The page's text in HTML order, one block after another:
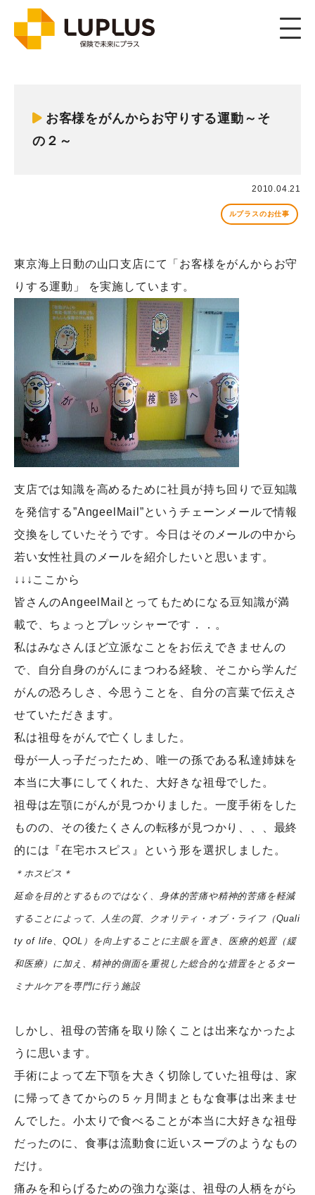
お客様をがんからお守りする運動～そ
の２～
2010.04.21
ルプラスのお仕事
東京海上日動の山口支店にて
「お客様をがんからお守
りする運動」
を実施しています。
支店では知識を高めるために社員が持ち回りで豆知識
を発信する”AngeelMail”というチェーンメールで情報
交換をしていたそうです。今日はそのメールの中から
若い女性社員のメールを紹介したいと思います。
↓↓↓ここから
皆さんのAngeelMailとってもためになる豆知識が満
載で、ちょっとプレッシャーです．．。
私はみなさんほど立派なことをお伝えできませんの
で、自分自身のがんにまつわる経験、そこから学んだ
がんの恐ろしさ、今思うことを、自分の言葉で伝えさ
せていただきます。
私は祖母をがんで亡くしました。
母が一人っ子だったため、唯一の孫である私達姉妹を
本当に大事にしてくれた、大好きな祖母でした。
祖母は左顎にがんが見つかりました。一度手術をした
ものの、その後たくさんの転移が見つかり、、、最終
的には『在宅ホスピス』という形を選択しました。
＊ホスピス＊
延命を目的とするものではなく、身体的苦痛や精神的苦痛を軽減
することによって、人生の質、クオリティ・オブ・ライフ（Quali
ty of life、QOL）を向上することに主眼を置き、医療的処置（緩
和医療）に加え、精神的側面を重視した総合的な措置をとるター
ミナルケアを専門に行う施設
しかし、祖母の苦痛を取り除くことは出来なかったよ
うに思います。
手術によって左下顎を大きく切除していた祖母は、家
に帰ってきてからの５ヶ月間まともな食事は出来ませ
んでした。小太りで食べることが本当に大好きな祖母
だったのに、食事は流動食に近いスープのようなもの
だけ。
痛みを和らげるための強力な薬は、祖母の人柄をがら